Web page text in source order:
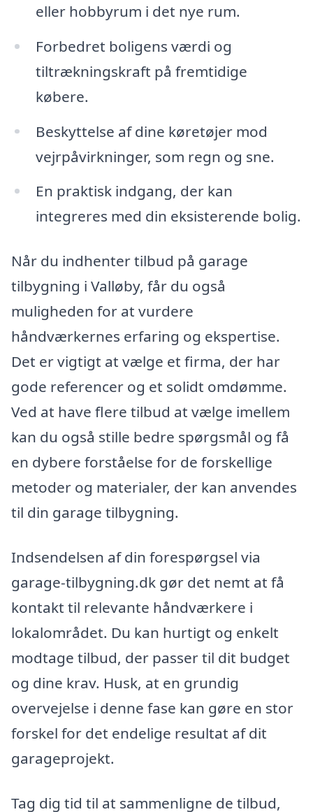
eller hobbyrum i det nye rum.
Forbedret boligens værdi og
tiltrækningskraft på fremtidige
købere.
Beskyttelse af dine køretøjer mod
vejrpåvirkninger, som regn og sne.
En praktisk indgang, der kan
integreres med din eksisterende bolig.
Når du indhenter tilbud på garage
tilbygning i Valløby, får du også
muligheden for at vurdere
håndværkernes erfaring og ekspertise.
Det er vigtigt at vælge et firma, der har
gode referencer og et solidt omdømme.
Ved at have flere tilbud at vælge imellem
kan du også stille bedre spørgsmål og få
en dybere forståelse for de forskellige
metoder og materialer, der kan anvendes
til din garage tilbygning.
Indsendelsen af din forespørgsel via
garage-tilbygning.dk gør det nemt at få
kontakt til relevante håndværkere i
lokalområdet. Du kan hurtigt og enkelt
modtage tilbud, der passer til dit budget
og dine krav. Husk, at en grundig
overvejelse i denne fase kan gøre en stor
forskel for det endelige resultat af dit
garageprojekt.
Tag dig tid til at sammenligne de tilbud,